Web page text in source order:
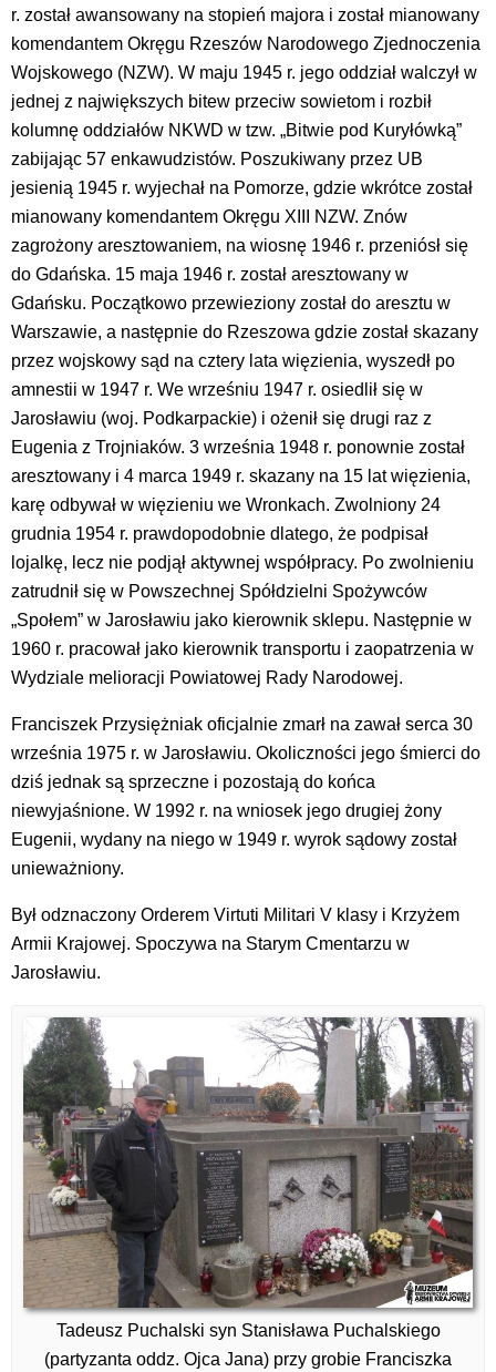
r. został awansowany na stopień majora i został mianowany
komendantem Okręgu Rzeszów Narodowego Zjednoczenia
Wojskowego (NZW). W maju 1945 r. jego oddział walczył w
jednej z największych bitew przeciw sowietom i rozbił
kolumnę oddziałów NKWD w tzw. „Bitwie pod Kuryłówką”
zabijając 57 enkawudzistów. Poszukiwany przez UB
jesienią 1945 r. wyjechał na Pomorze, gdzie wkrótce został
mianowany komendantem Okręgu XIII NZW. Znów
zagrożony aresztowaniem, na wiosnę 1946 r. przeniósł się
do Gdańska. 15 maja 1946 r. został aresztowany w
Gdańsku. Początkowo przewieziony został do aresztu w
Warszawie, a następnie do Rzeszowa gdzie został skazany
przez wojskowy sąd na cztery lata więzienia, wyszedł po
amnestii w 1947 r. We wrześniu 1947 r. osiedlił się w
Jarosławiu (woj. Podkarpackie) i ożenił się drugi raz z
Eugenia z Trojniaków. 3 września 1948 r. ponownie został
aresztowany i 4 marca 1949 r. skazany na 15 lat więzienia,
karę odbywał w więzieniu we Wronkach. Zwolniony 24
grudnia 1954 r. prawdopodobnie dlatego, że podpisał
lojalkę, lecz nie podjął aktywnej współpracy. Po zwolnieniu
zatrudnił się w Powszechnej Spółdzielni Spożywców
„Społem” w Jarosławiu jako kierownik sklepu. Następnie w
1960 r. pracował jako kierownik transportu i zaopatrzenia w
Wydziale melioracji Powiatowej Rady Narodowej.
Franciszek Przysiężniak oficjalnie zmarł na zawał serca 30
września 1975 r. w Jarosławiu. Okoliczności jego śmierci do
dziś jednak są sprzeczne i pozostają do końca
niewyjaśnione. W 1992 r. na wniosek jego drugiej żony
Eugenii, wydany na niego w 1949 r. wyrok sądowy został
unieważniony.
Był odznaczony Orderem Virtuti Militari V klasy i Krzyżem
Armii Krajowej. Spoczywa na Starym Cmentarzu w
Jarosławiu.
Tadeusz Puchalski syn Stanisława Puchalskiego
(partyzanta oddz. Ojca Jana) przy grobie Franciszka